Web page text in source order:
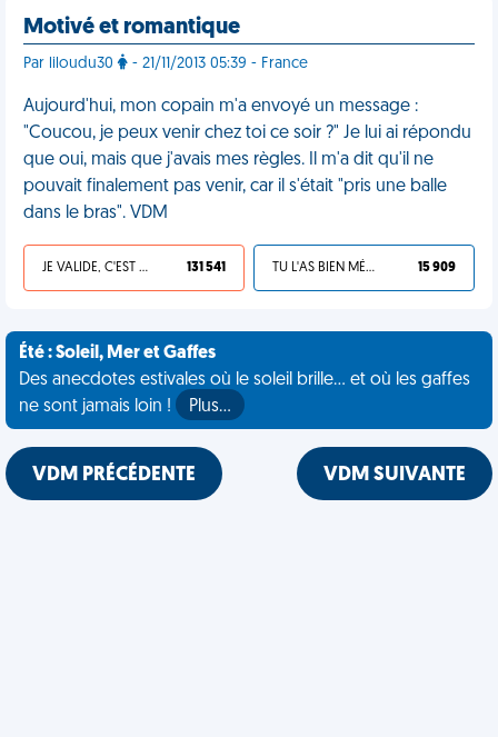
Motivé et romantique
Par liloudu30 - 21/11/2013 05:39 - France
Aujourd'hui, mon copain m'a envoyé un message :
"Coucou, je peux venir chez toi ce soir ?" Je lui ai répondu
que oui, mais que j'avais mes règles. Il m'a dit qu'il ne
pouvait finalement pas venir, car il s'était "pris une balle
dans le bras". VDM
JE VALIDE, C'EST UNE VDM 131 541 TU L'AS BIEN MÉRITÉ 15 909
Été : Soleil, Mer et Gaffes
Des anecdotes estivales où le soleil brille... et où les gaffes
ne sont jamais loin !
Plus…
VDM PRÉCÉDENTE VDM SUIVANTE